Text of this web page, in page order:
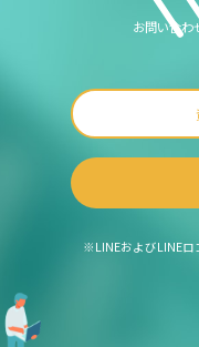
お問い合わ
※LINEおよびLINEロ